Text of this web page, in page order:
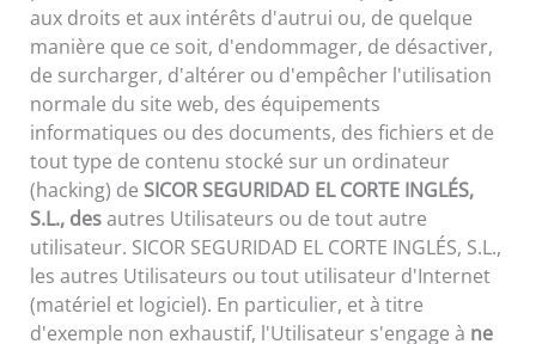
aux droits et aux intérêts d'autrui ou, de quelque
manière que ce soit, d'endommager, de désactiver,
de surcharger, d'altérer ou d'empêcher l'utilisation
normale du site web, des équipements
informatiques ou des documents, des fichiers et de
tout type de contenu stocké sur un ordinateur
(hacking) de SICOR SEGURIDAD EL CORTE INGLÉS,
S.L., desautres Utilisateurs ou de tout autre
utilisateur. SICOR SEGURIDAD EL CORTE INGLÉS, S.L.,
les autres Utilisateurs ou tout utilisateur d'Internet
(matériel et logiciel). En particulier, et à titre
d'exemple non exhaustif, l'Utilisateur s'engage à ne